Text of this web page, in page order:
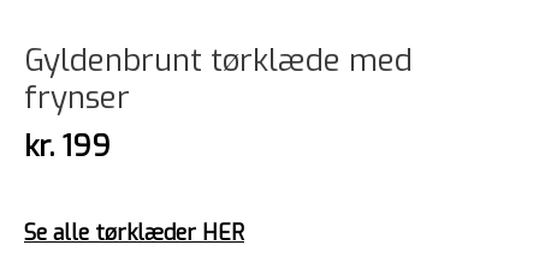
Gyldenbrunt tørklæde med
frynser
kr. 199
Se alle tørklæder HER